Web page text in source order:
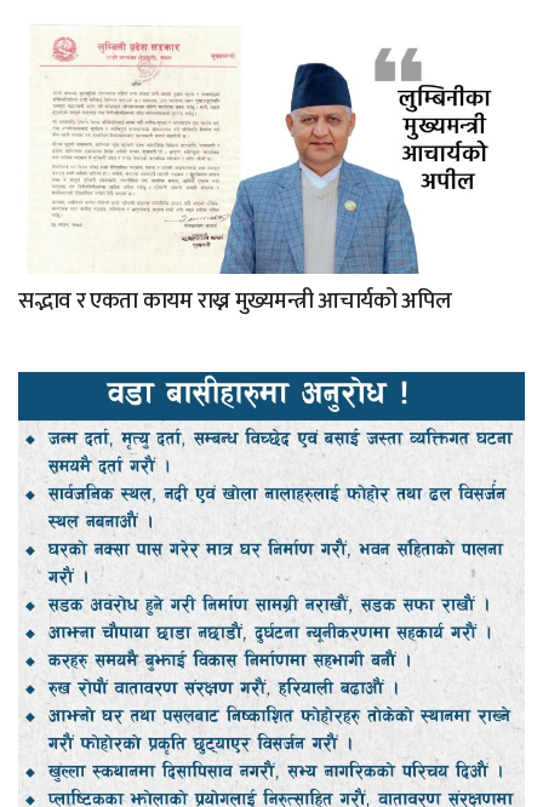
सद्भाव र एकता कायम राख्न मुख्यमन्त्री आचार्यको अपिल